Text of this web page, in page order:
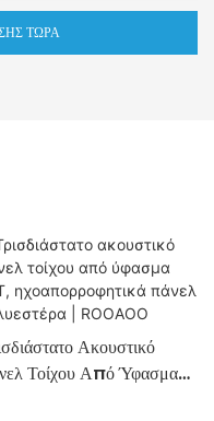
ΤΏΡΑ
Ακουστικό
Τοίχου Από Ύφασμα